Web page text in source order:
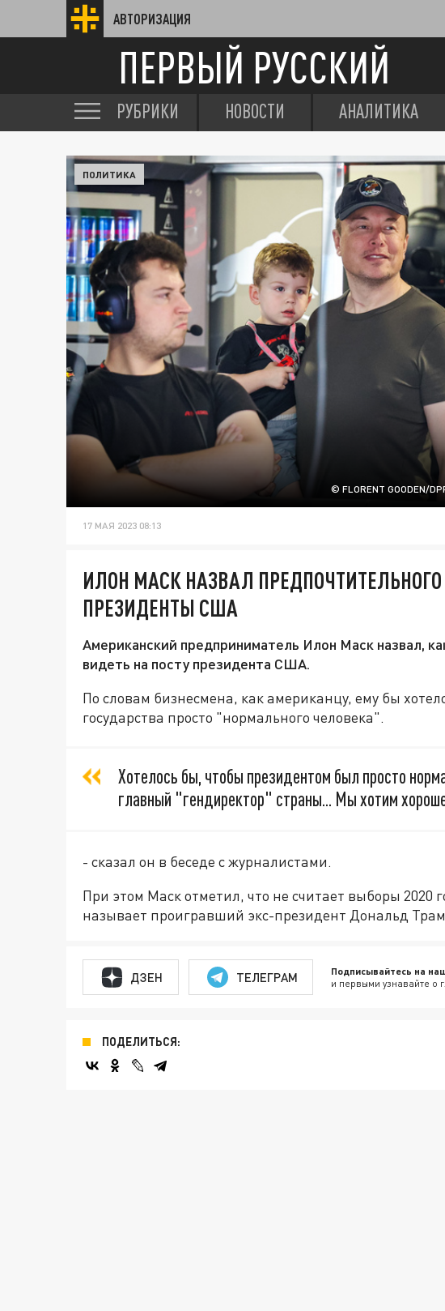
АВТОРИЗАЦИЯ
ПЕРВЫЙ РУССКИЙ
РУБРИКИ НОВОСТИ АНАЛИТИКА
© FLORENT GOODEN/
ПОЛИТИКА
17 МАЯ 2023 08:13
ИЛОН МАСК НАЗВАЛ
ПРЕЗИДЕНТЫ США
Американский предприниматель Илон Маск назвал,
видеть на посту президента США.
По словам бизнесмена, как американцу, ему бы
государства просто "нормального человека".
Хотелось бы, чтобы президентом был просто
главный "гендиректор" страны... Мы хотим
- сказал он в беседе с журналистами.
При этом Маск отметил, что не считает выборы
называет проигравший экс-президент Дональд
ДЗЕН ТЕЛЕГРАМ Подписывайтесь на
и первыми узнавайте о
ПОДЕЛИТЬСЯ: